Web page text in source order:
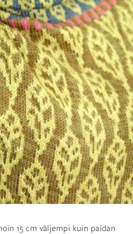
15 cm väljempi kuin paidan